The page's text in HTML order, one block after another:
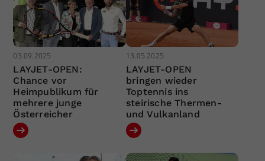
03.09.2025
LAYJET-OPEN:
Chance vor
Heimpublikum für
mehrere junge
Österreicher
13.05.2025
LAYJET-OPEN
bringen wieder
Toptennis ins
steirische Thermen-
und Vulkanland